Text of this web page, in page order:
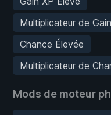
Multiplicateur de
Chance Élevée
Multiplicateur de
Mods de moteur